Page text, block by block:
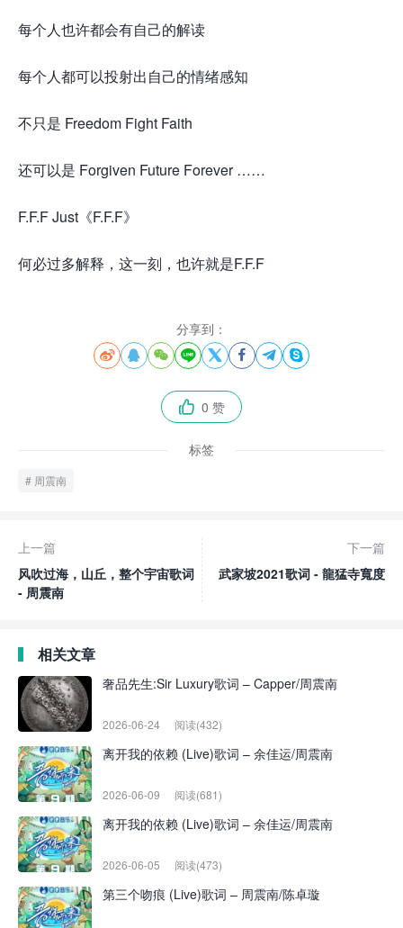
每个人也许都会有自己的解读
每个人都可以投射出自己的情绪感知
不只是 Freedom Fight Faith
还可以是 Forgiven Future Forever ……
F.F.F Just《F.F.F》
何必过多解释，这一刻，也许就是F.F.F
分享到：
       
 0 赞
标签
周震南
上一篇
风吹过海，山丘，整个宇宙歌词
- 周震南
下一篇
武家坡2021歌词 - 龍猛寺寬度
相关文章
奢品先生:Sir Luxury歌词 – Capper/周震南
2026-06-24 阅读(432)
离开我的依赖 (Live)歌词 – 余佳运/周震南
2026-06-09 阅读(681)
离开我的依赖 (Live)歌词 – 余佳运/周震南
2026-06-05 阅读(473)
第三个吻痕 (Live)歌词 – 周震南/陈卓璇